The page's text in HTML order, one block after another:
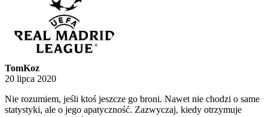
TomKoz
20 lipca 2020
Nie rozumiem, jeśli ktoś jeszcze go broni. Nawet nie chodzi o same
statystyki, ale o jego apatyczność. Zazwyczaj, kiedy otrzymuje